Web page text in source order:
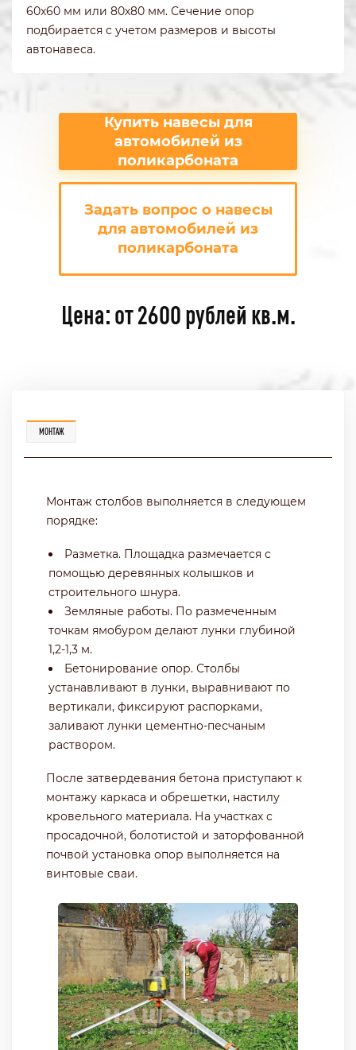
60х60 мм или 80х80 мм. Сечение опор
подбирается с учетом размеров и высоты
автонавеса.
Купить навесы для
автомобилей из
поликарбоната
Задать вопрос о навесы
для автомобилей из
поликарбоната
Цена: от 2600 рублей кв.м.
МОНТАЖ
Монтаж столбов выполняется в следующем
порядке:
Разметка. Площадка размечается с
помощью деревянных колышков и
строительного шнура.
Земляные работы. По размеченным
точкам ямобуром делают лунки глубиной
1,2-1,3 м.
Бетонирование опор. Столбы
устанавливают в лунки, выравнивают по
вертикали, фиксируют распорками,
заливают лунки цементно-песчаным
раствором.
После затвердевания бетона приступают к
монтажу каркаса и обрешетки, настилу
кровельного материала. На участках с
просадочной, болотистой и заторфованной
почвой установка опор выполняется на
винтовые сваи.